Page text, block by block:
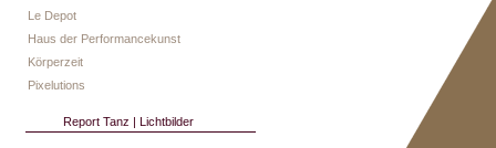
Le Depot
Haus der Performancekunst
Körperzeit
Pixelutions
Report Tanz | Lichtbilder